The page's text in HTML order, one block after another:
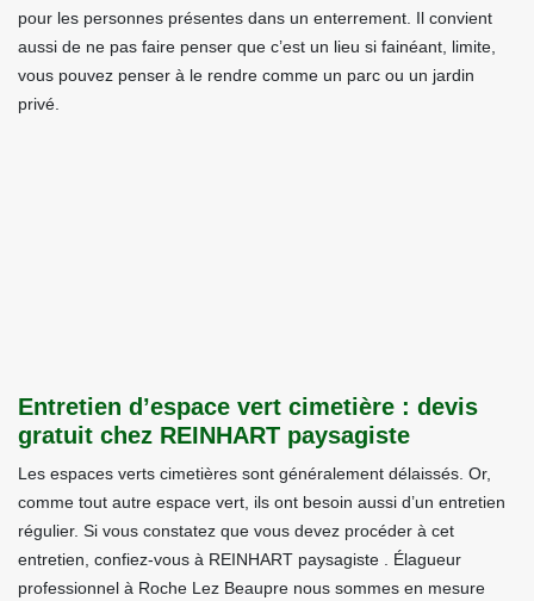
pour les personnes présentes dans un enterrement. Il convient
aussi de ne pas faire penser que c’est un lieu si fainéant, limite,
vous pouvez penser à le rendre comme un parc ou un jardin
privé.
Entretien d’espace vert cimetière : devis
gratuit chez REINHART paysagiste
Les espaces verts cimetières sont généralement délaissés. Or,
comme tout autre espace vert, ils ont besoin aussi d’un entretien
régulier. Si vous constatez que vous devez procéder à cet
entretien, confiez-vous à REINHART paysagiste . Élagueur
professionnel à Roche Lez Beaupre nous sommes en mesure